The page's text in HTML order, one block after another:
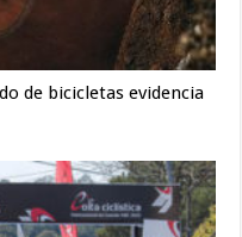
de bicicletas evidencia